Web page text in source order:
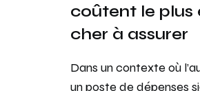
coûtent le plus
cher à assurer
Dans un contexte où
un poste de dépenses